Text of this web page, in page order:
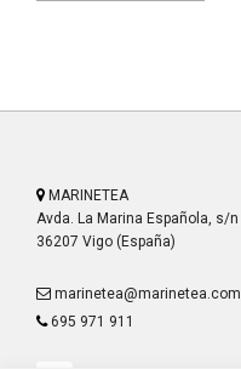
MARINETEA
Avda. La Marina Española, s/n
36207 Vigo (España)
marinetea@marinetea.com
695 971 911